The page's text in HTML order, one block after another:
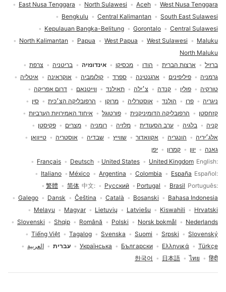
בחירת שפה
English
United Kingdom
United States
Deutsch
Français
Español
España
Colombia
Argentina
México
Italiano
Português
Brasil
Portugal
Русский
中文
简体
繁體
Bahasa Indonesia
Bosanski
Català
Čeština
Dansk
Galego
Hrvatski
Kiswahili
Latviešu
Lietuvių
Magyar
Melayu
Nederlands
Norsk bokmål
Polski
Română
Shqip
Slovenski
Slovenský
Srpski
Suomi
Svenska
Tagalog
Tiếng Việt
Türkçe
Ελληνικά
Български
Українська עברית
العربية
हिंदी
ไทย
日本語
한국어
ברזיל ארצות הברית הודו מכסיקו אינדונזיה בריטניה
צרפת
גרמניה
פיליפינים ארגנטינה ספרד קולומביה אוקראינה
איטליה
טורקיה
פולין קנדה צ׳ילה תאילנד ווייטנאם
דרום אפריקה
ניגריה
פרו הולנד אוסטרליה מרוקו הרפובליקה הצ׳כית
סין
קזחסטן
הרפובליקה הדומיניקנית פורטוגל
איחוד האמירויות הערביות
קניה
בלגיה ערב הסעודית מלזיה רומניה מצרים
פקיסטן
אלג׳יריה
הונגריה אקוואדור שווייץ שבדיה אוסטריה
טייוואן
גאנה
יוון קמרון יפן
West Nusa Tenggara
Aceh
North Sulawesi
East Nusa Tenggara
South East Sulawesi
Central Kalimantan
Bengkulu
Central Sulawesi
Gorontalo
Kepulauan Bangka-Belitung
Maluku
West Sulawesi
West Papua
Papua
North Kalimantan
North Maluku